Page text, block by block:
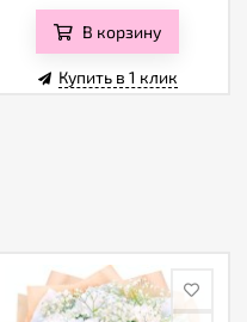
В корзину
Купить в 1 клик